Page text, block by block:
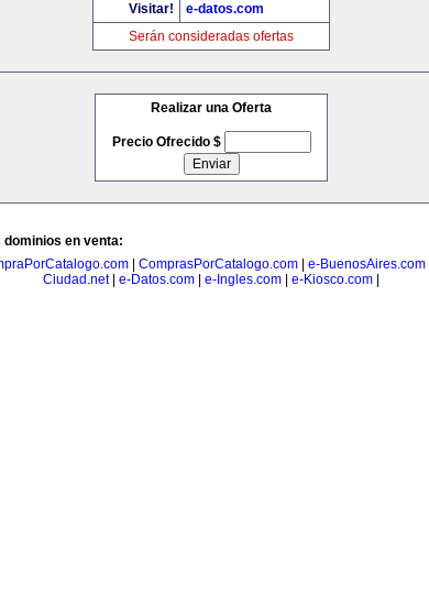
Visitar!
e-datos.com
Serán consideradas ofertas
Realizar una Oferta
Precio Ofrecido $
dominios en venta:
| ComprasPorCatalogo.com| e-BuenosAires.com|
Ciudad.net| e-Datos.com e-Ingles.com e-Kiosco.com